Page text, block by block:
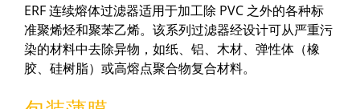
ERF 连续熔体过滤器适用于加工除 PVC 之外的各种标
准聚烯烃和聚苯乙烯。该系列过滤器经设计可从严重污
染的材料中去除异物，如纸、铝、木材、弹性体（橡
胶、硅树脂）或高熔点聚合物复合材料。